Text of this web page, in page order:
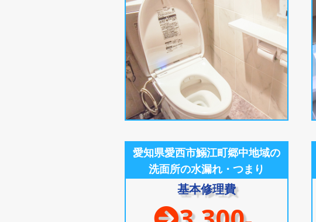
愛知県愛西市鰯江町郷中地域の
洗面所の水漏れ・つまり
基本修理費